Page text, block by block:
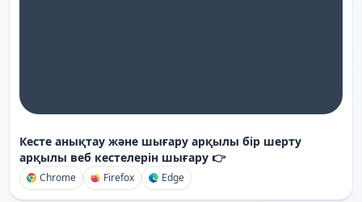
Кесте анықтау және шығару арқылы бір шерту
арқылы веб кестелерін шығару 👉
Chrome Firefox Edge